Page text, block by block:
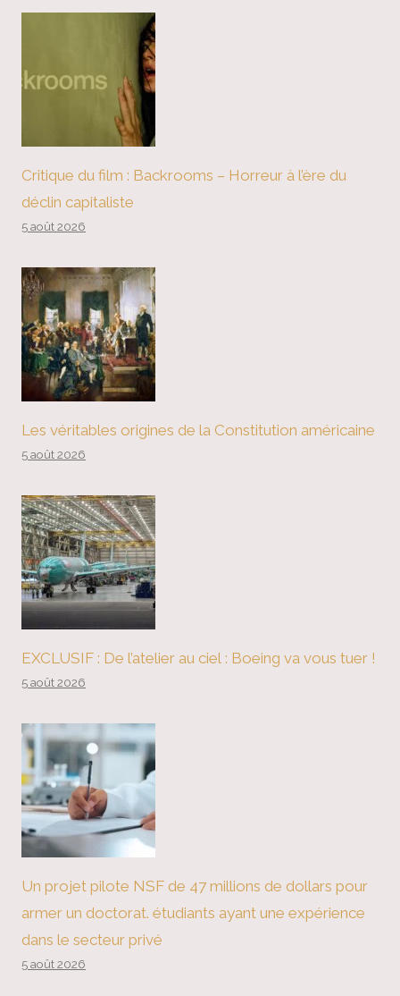
Critique du film : Backrooms – Horreur à l’ère du
déclin capitaliste
5 août 2026
Les véritables origines de la Constitution américaine
5 août 2026
EXCLUSIF : De l’atelier au ciel : Boeing va vous tuer !
5 août 2026
Un projet pilote NSF de 47 millions de dollars pour
armer un doctorat. étudiants ayant une expérience
dans le secteur privé
5 août 2026